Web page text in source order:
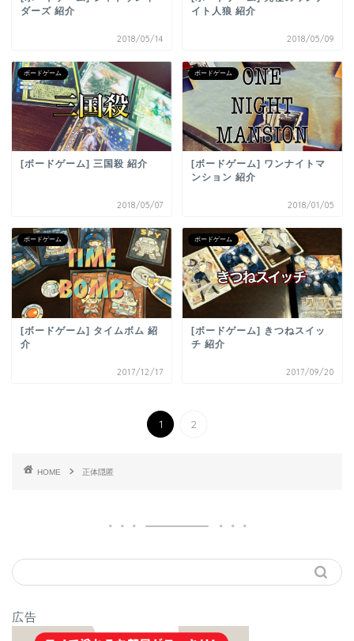
ダーズ 紹介
2018/05/14
イト人狼 紹介
2018/05/09
ボードゲーム
[ボードゲーム] 三国殺 紹介
2018/05/07
ボードゲーム
[ボードゲーム] ワンナイトマ
ンション 紹介
2018/01/05
ボードゲーム
[ボードゲーム] タイムボム 紹
介
2017/12/17
ボードゲーム
[ボードゲーム] きつねスイッ
チ 紹介
2017/09/20
1 2
HOME 正体隠匿
広告